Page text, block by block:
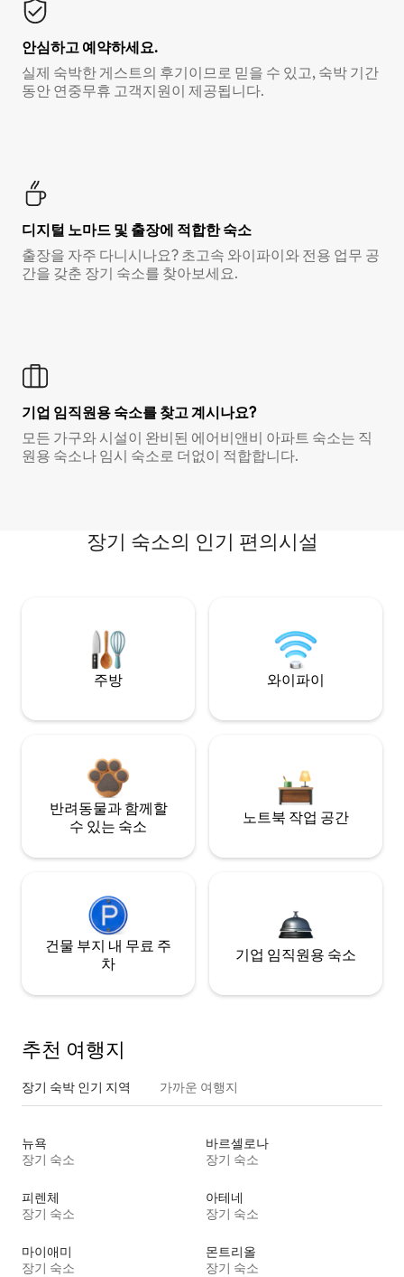
안심하고 예약하세요.
실제 숙박한 게스트의 후기이므로 믿을 수 있고, 숙박 기간
동안 연중무휴 고객지원이 제공됩니다.
디지털 노마드 및 출장에 적합한 숙소
출장을 자주 다니시나요? 초고속 와이파이와 전용 업무 공
간을 갖춘 장기 숙소를 찾아보세요.
기업 임직원용 숙소를 찾고 계시나요?
모든 가구와 시설이 완비된 에어비앤비 아파트 숙소는 직
원용 숙소나 임시 숙소로 더없이 적합합니다.
장기 숙소의 인기 편의시설
주방 와이파이
반려동물과 함께할
수 있는 숙소
노트북 작업 공간
건물 부지 내 무료 주
차
기업 임직원용 숙소
추천 여행지
장기 숙박 인기 지역 가까운 여행지
뉴욕
장기 숙소
바르셀로나
장기 숙소
피렌체
장기 숙소
아테네
장기 숙소
마이애미
장기 숙소
몬트리올
장기 숙소